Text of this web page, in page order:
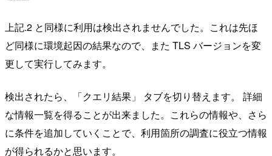
上記.2 と同様に利用は検出されませんでした。これは先ほ
ど同様に環境起因の結果なので、また TLS バージョンを変
更して実行してみます。
検出されたら、「クエリ結果」 タブを切り替えます。 詳細
な情報一覧を得ることが出来ました。これらの情報や、さら
に条件を追加していくことで、利用箇所の調査に役立つ情報
が得られるかと思います。